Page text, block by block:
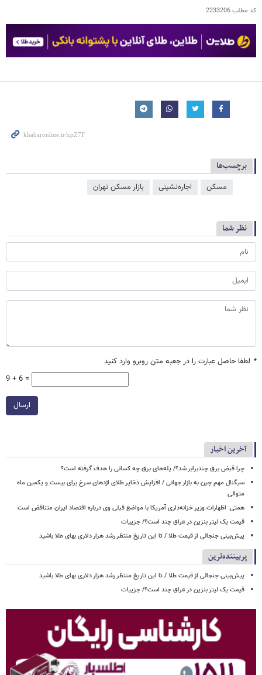
کد مطلب2233206
برچسب‌ها
مسکن اجاره‌نشینی بازار مسکن تهران
نظر شما
* لطفا حاصل عبارت را در جعبه متن روبرو وارد کنید
9 + 6 =
ارسال
آخرین اخبار
چرا قبض برق چندبرابر شد؟/ پله‌های برق چه کسانی را هدف گرفته است؟
سیگنال‌ مهم چین به بازار جهانی / افزایش ذخایر طلای اژدهای سرخ برای بیست و یکمین ماه
متوالی
همتی: اظهارات وزیر خزانه‌داری آمریکا با مواضع قبلی وی درباره اقتصاد ایران متناقض است
قیمت یک لیتر بنزین در عراق چند است؟/ جزییات
پیش‌بینی جنجالی از قیمت طلا / تا این تاریخ منتظر رشد هزار دلاری بهای طلا باشید
پربیننده‌ترین
پیش‌بینی جنجالی از قیمت طلا / تا این تاریخ منتظر رشد هزار دلاری بهای طلا باشید
قیمت یک لیتر بنزین در عراق چند است؟/ جزییات